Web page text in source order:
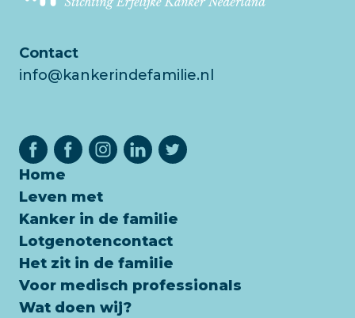
Contact
info@kankerindefamilie.nl
Home
Leven met
Kanker in de familie
Lotgenotencontact
Het zit in de familie
Voor medisch professionals
Wat doen wij?